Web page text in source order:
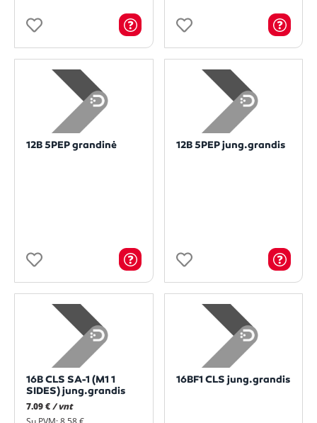
12B 5PEP grandinė 12B 5PEP jung.grandis
16B CLS SA-1 (M1 1
SIDES) jung.grandis
7.09 €/ vnt
16BF1 CLS jung.grandis